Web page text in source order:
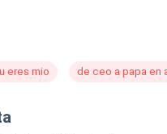
eres mio de ceo a papa en